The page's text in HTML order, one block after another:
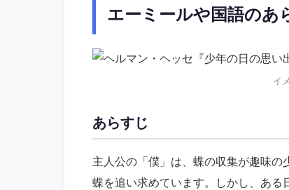
エーミールや国語のあ
イ
あらすじ
主人公の「僕」は、蝶の収集が趣味
蝶を追い求めています。しかし、あ